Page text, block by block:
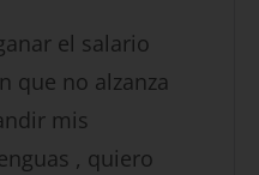
el salario
que no alzanza
mis
, quiero